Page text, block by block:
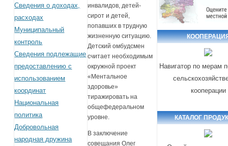
Сведения о доходах,
расходах
Муниципальный
контроль
Сведения подлежащие
предоставлению с
использованием
координат
Национальная
политика
Добровольная
народная дружина
инвалидов, детей-
сирот и детей,
попавших в трудную
жизненную ситуацию.
Детский омбудсмен
считает необходимым
окружной проект
«Ментальное
здоровье»
тиражировать на
общефедеральном
уровне.
В заключение
совещания Олег
Навигатор по мерам
кооперации
КАТАЛОГ